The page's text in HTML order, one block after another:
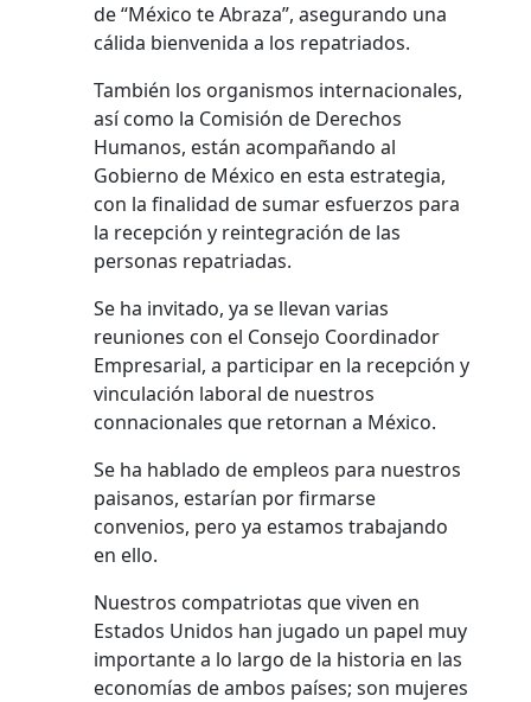
de “México te Abraza”, asegurando una
cálida bienvenida a los repatriados.
También los organismos internacionales,
así como la Comisión de Derechos
Humanos, están acompañando al
Gobierno de México en esta estrategia,
con la finalidad de sumar esfuerzos para
la recepción y reintegración de las
personas repatriadas.
Se ha invitado, ya se llevan varias
reuniones con el Consejo Coordinador
Empresarial, a participar en la recepción y
vinculación laboral de nuestros
connacionales que retornan a México.
Se ha hablado de empleos para nuestros
paisanos, estarían por firmarse
convenios, pero ya estamos trabajando
en ello.
Nuestros compatriotas que viven en
Estados Unidos han jugado un papel muy
importante a lo largo de la historia en las
economías de ambos países; son mujeres